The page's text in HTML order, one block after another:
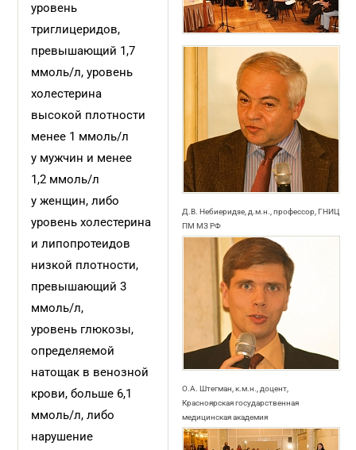
Д.В. Небиеридзе, д.м.н., профессор, ГНИЦ
ПМ МЗ РФ
О.А. Штегман, к.м.н., доцент,
Красноярская государственная
медицинская академия
уровень
триглицеридов,
превышающий 1,7
ммоль/л, уровень
холестерина
высокой плотности
менее 1 ммоль/л
у мужчин и менее
1,2 ммоль/л
у женщин, либо
уровень холестерина
и липопротеидов
низкой плотности,
превышающий 3
ммоль/л,
уровень глюкозы,
определяемой
натощак в венозной
крови, больше 6,1
ммоль/л, либо
нарушение